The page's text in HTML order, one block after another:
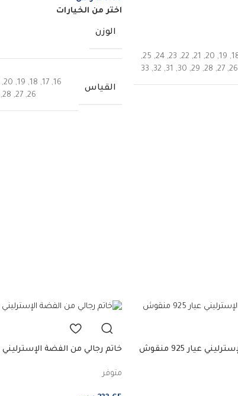
,
19
,
20
,
21
,
22
,
23
,
24
,
25
,
26
,
27
,
28
,
29
,
30
,
31
,
32
,
33
اختر من الخيارات
الوزن
القياس
16
,
17
,
18
,
19
,
20
,
26
,
27
,
28
,
عيار 925 منقوش
متوفر